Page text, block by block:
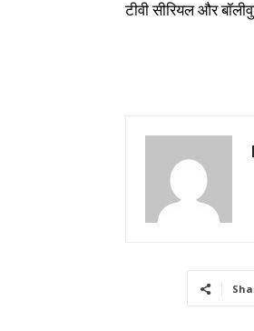
टीवी सीरियल और